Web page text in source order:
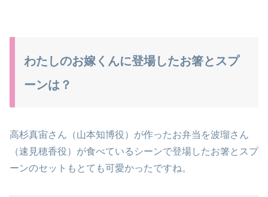
わたしのお嫁くんに登場したお箸とスプ
ーンは？
高杉真宙さん（山本知博役）が作ったお弁当を波瑠さん
（速見穂香役）が食べているシーンで登場したお箸とスプ
ーンのセットもとても可愛かったですね。